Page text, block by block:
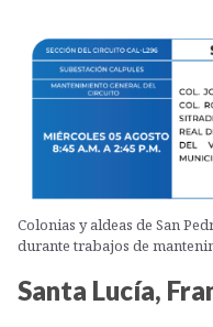
Colonias y aldeas de San
durante trabajos de
Santa Lucía,